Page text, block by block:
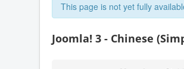
This page is not yet fully
Joomla! 3 - Chinese